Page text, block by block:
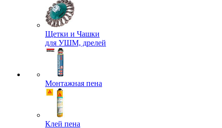
Щетки и Чашки
для УШМ, дрелей
Монтажная пена
Клей пена